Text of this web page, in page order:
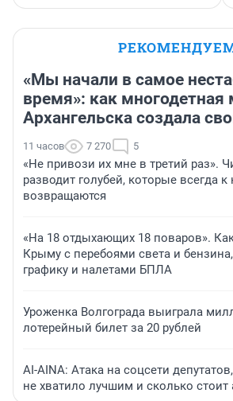
«Мы начали в самое
время»: как многодетная
Архангельска создала
11 часов 7 270 5
«Не привози их мне в третий раз».
разводит голубей, которые всегда к
возвращаются
«На 18 отдыхающих 18 поваров».
Крыму с перебоями света и
графику и налетами БПЛА
Уроженка Волгограда выиграла
лотерейный билет за 20 рублей
AI-AINA: Атака на соцсети
не хватило лучшим и сколько стоит